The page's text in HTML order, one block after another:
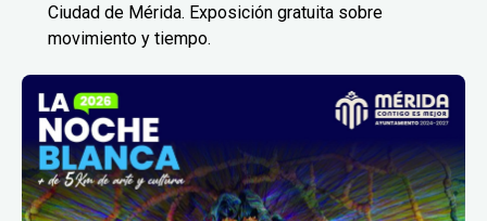
Ciudad de Mérida. Exposición gratuita sobre
movimiento y tiempo.